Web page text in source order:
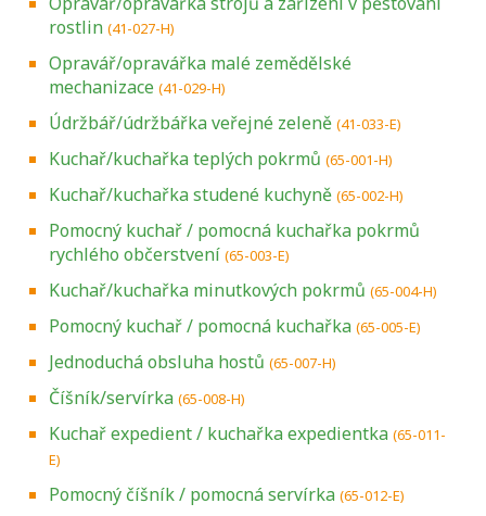
rostlin (41-027-H)
Opravář/opravářka malé zemědělské
mechanizace (41-029-H)
Údržbář/údržbářka veřejné zeleně (41-033-E)
Kuchař/kuchařka teplých pokrmů (65-001-H)
Kuchař/kuchařka studené kuchyně (65-002-H)
Pomocný kuchař / pomocná kuchařka pokrmů
rychlého občerstvení (65-003-E)
Kuchař/kuchařka minutkových pokrmů (65-004-H)
Pomocný kuchař / pomocná kuchařka (65-005-E)
Jednoduchá obsluha hostů (65-007-H)
Číšník/servírka (65-008-H)
Kuchař expedient / kuchařka expedientka (65-011-
E)
Pomocný číšník / pomocná servírka (65-012-E)